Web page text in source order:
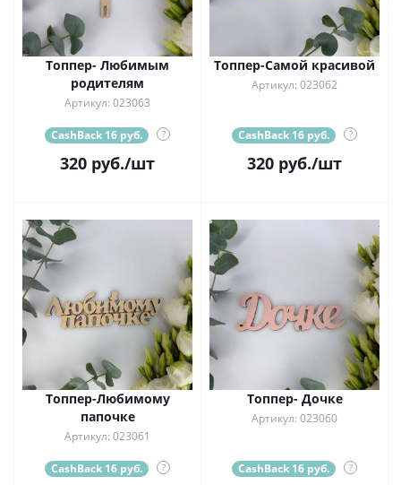
Топпер- Любимым
родителям
Артикул: 023063
CashBack 16 руб. ?
320 руб./шт
Топпер-Самой красивой
Артикул: 023062
CashBack 16 руб. ?
320 руб./шт
Топпер-Любимому
папочке
Артикул: 023061
CashBack 16 руб. ?
Топпер- Дочке
Артикул: 023060
CashBack 16 руб. ?